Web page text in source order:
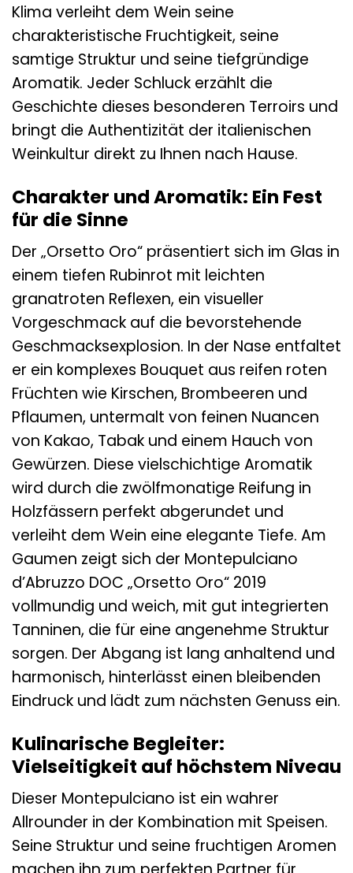
Klima verleiht dem Wein seine
charakteristische Fruchtigkeit, seine
samtige Struktur und seine tiefgründige
Aromatik. Jeder Schluck erzählt die
Geschichte dieses besonderen Terroirs und
bringt die Authentizität der italienischen
Weinkultur direkt zu Ihnen nach Hause.
Charakter und Aromatik: Ein Fest
für die Sinne
Der „Orsetto Oro“ präsentiert sich im Glas in
einem tiefen Rubinrot mit leichten
granatroten Reflexen, ein visueller
Vorgeschmack auf die bevorstehende
Geschmacksexplosion. In der Nase entfaltet
er ein komplexes Bouquet aus reifen roten
Früchten wie Kirschen, Brombeeren und
Pflaumen, untermalt von feinen Nuancen
von Kakao, Tabak und einem Hauch von
Gewürzen. Diese vielschichtige Aromatik
wird durch die zwölfmonatige Reifung in
Holzfässern perfekt abgerundet und
verleiht dem Wein eine elegante Tiefe. Am
Gaumen zeigt sich der Montepulciano
d’Abruzzo DOC „Orsetto Oro“ 2019
vollmundig und weich, mit gut integrierten
Tanninen, die für eine angenehme Struktur
sorgen. Der Abgang ist lang anhaltend und
harmonisch, hinterlässt einen bleibenden
Eindruck und lädt zum nächsten Genuss ein.
Kulinarische Begleiter:
Vielseitigkeit auf höchstem Niveau
Dieser Montepulciano ist ein wahrer
Allrounder in der Kombination mit Speisen.
Seine Struktur und seine fruchtigen Aromen